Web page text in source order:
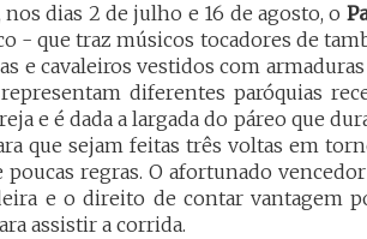
dias 2 de julho e 16 de agosto, o
- que traz músicos tocadores de
e cavaleiros vestidos com
diferentes paróquias
e é dada a largada do páreo que
que sejam feitas três voltas em
regras. O afortunado
e o direito de contar vantagem
assistir a corrida.